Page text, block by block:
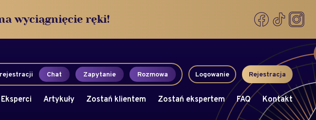
wyciągnięcie ręki!
Chat Zapytanie Rozmowa Logowanie Rejestracja
Eksperci Artykuły Zostań klientem Zostań ekspertem FAQ Kontakt